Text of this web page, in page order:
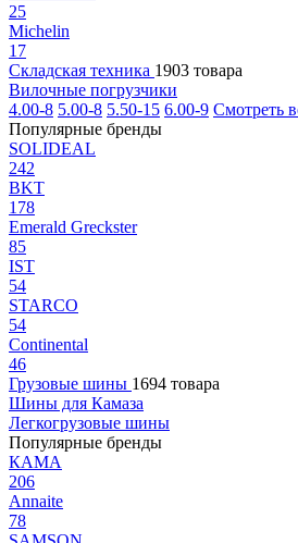
25
Michelin
17
Складская техника 1903 товара
Вилочные погрузчики
4.00-8 5.00-8 5.50-15 6.00-9 Смотреть
Популярные бренды
SOLIDEAL
242
BKT
178
Emerald Greckster
85
IST
54
STARCO
54
Continental
46
Грузовые шины 1694 товара
Шины для Камаза
Легкогрузовые шины
Популярные бренды
КАМА
206
Annaite
78